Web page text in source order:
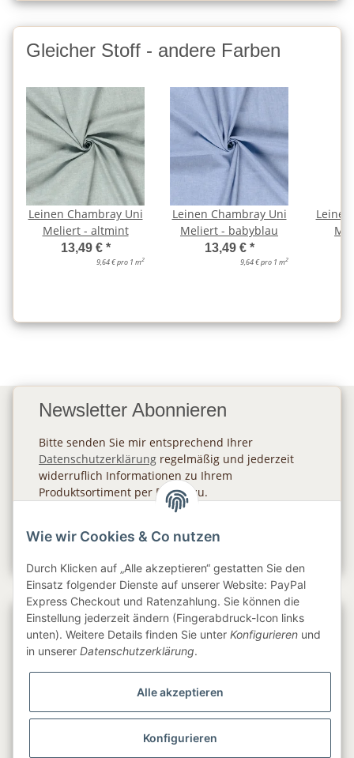
Gleicher Stoff - andere Farben
Leinen Chambray Uni
Meliert - altmint
13,49 € *
9,64 € pro 1 m2
Leinen Chambray Uni
Meliert - babyblau
13,49 € *
9,64 € pro 1 m2
Newsletter Abonnieren
Bitte senden Sie mir entsprechend Ihrer
Datenschutzerklärung regelmäßig und jederzeit
widerruflich Informationen zu Ihrem
Produktsortiment per E-Mail zu.
Gesetzliche Informationen
Wie wir Cookies & Co nutzen
Durch Klicken auf „Alle akzeptieren“ gestatten Sie den
Einsatz folgender Dienste auf unserer Website: PayPal
Express Checkout und Ratenzahlung. Sie können die
Einstellung jederzeit ändern (Fingerabdruck-Icon links
unten). Weitere Details finden Sie unter Konfigurieren und
in unserer Datenschutzerklärung.
Alle akzeptieren
Konfigurieren